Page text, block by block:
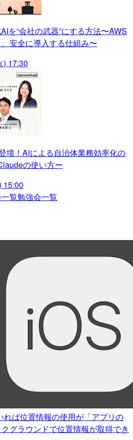
を“会社の武器”にする方法〜AWS
安全に導入する仕組み〜
) 17:30
壇！AIによる自治体業務効率化の
の使い方ー
15:00
覧勉強会一覧
れば位置情報の使用が「アプリの
グラウンドで位置情報が取得でき